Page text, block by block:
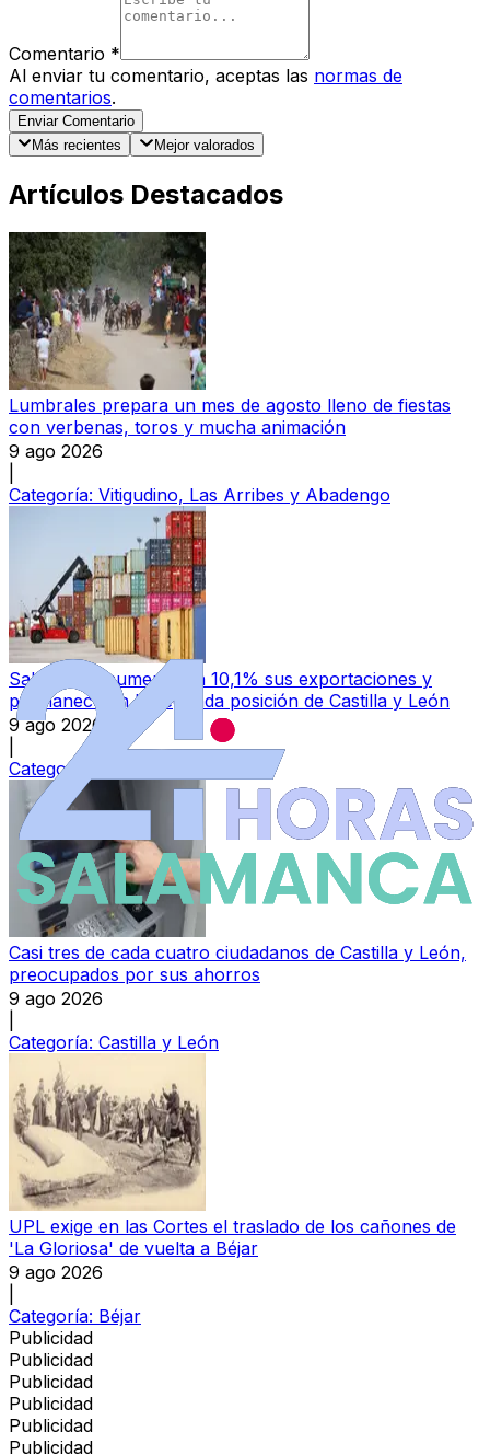
Comentario *
Al enviar tu comentario, aceptas las normas de
comentarios.
Enviar Comentario
Más recientes
Mejor valorados
Artículos Destacados
Lumbrales prepara un mes de agosto lleno de fiestas
con verbenas, toros y mucha animación
9 ago 2026
Categoría: Vitigudino, Las Arribes y Abadengo
Salamanca aumenta un 10,1% sus exportaciones y
permanece en la segunda posición de Castilla y León
9 ago 2026
Categoría:
Casi tres de cada cuatro ciudadanos de Castilla y León,
preocupados por sus ahorros
9 ago 2026
Categoría: Castilla y León
UPL exige en las Cortes el traslado de los cañones de
'La Gloriosa' de vuelta a Béjar
9 ago 2026
Categoría: Béjar
Publicidad
Publicidad
Publicidad
Publicidad
Publicidad
Publicidad